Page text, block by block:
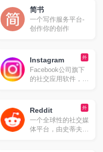
与国际之间沟通与交
流的桥梁。
简书
一个写作服务平台-
创作你的创作
外
Instagram
Facebook公司旗下
的社交应用软件，于
智能手机拍摄照片和
视频，并添加各种滤
镜效果进行编辑后分
享到社交网络上，如
外
Reddit
一个全球性的社交媒
体平台，由史蒂夫·